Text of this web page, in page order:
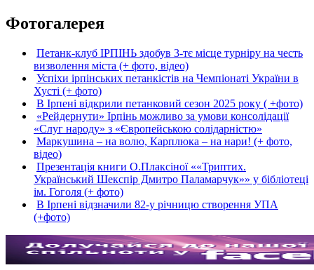
Фотогалерея
Петанк-клуб ІРПІНЬ здобув 3-тє місце турніру на честь
визволення міста (+ фото, відео)
Успіхи ірпінських петанкістів на Чемпіонаті України в
Хусті (+ фото)
В Ірпені відкрили петанковий сезон 2025 року ( +фото)
«Рейдернути» Ірпінь можливо за умови консолідації
«Слуг народу» з «Європейською солідарністю»
Маркушина – на волю, Карплюка – на нари! (+ фото,
відео)
Презентація книги О.Плаксіної ««Триптих.
Український Шекспір Дмитро Паламарчук»» у бібліотеці
ім. Гоголя (+ фото)
В Ірпені відзначили 82-у річницю створення УПА
(+фото)